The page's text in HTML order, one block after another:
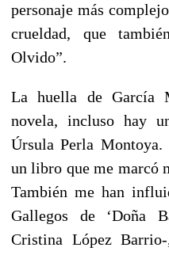
personaje más
crueldad, que
Olvido”.
La huella de García
novela, incluso hay
Úrsula Perla Montoya.
un libro que me marcó
También me han
Gallegos de ‘Doña
Cristina López